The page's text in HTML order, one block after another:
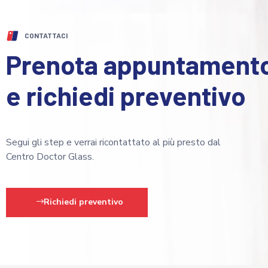
CONTATTACI
Prenota
e richiedi preventivo
Segui gli step e verrai ricontattato al più presto dal
Centro Doctor Glass.
Richiedi preventivo